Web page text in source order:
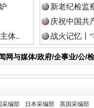
体..
新老纪检监
庆祝中国共
战火记忆丨
网与媒体/政府/企事业/公/
采编部 日本采编部 英国采编部